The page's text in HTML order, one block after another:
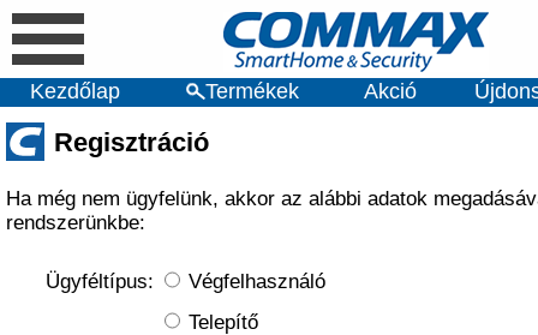
Kezdőlap Termékek Akció
Regisztráció
Ha még nem ügyfelünk, akkor az alábbi adatok
rendszerünkbe:
Ügyféltípus:
Végfelhasználó
Telepítő